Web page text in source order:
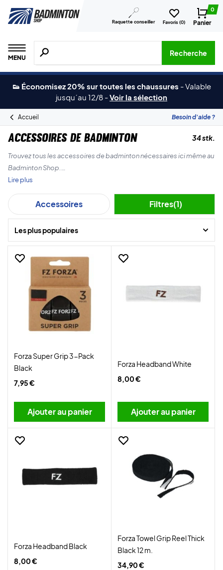
Raquette conseiller Favoris (0)
0
Panier
MENU
Recherche de produits, de marques, etc.
Recherche
👟 Économisez 20% sur toutes les chaussures -Valable
jusqu´au 12/8 -Voir la sélection
Accueil Besoin d'aide ?
Accessoires de badminton 34 stk.
Trouvez tous les accessoires de badminton nécessaires ici même au
Badminton Shop.
badminton, des serviettes, de la poudre pour les grips, des
bandeaux, des serre-poignets et bien plus encore.
Trouvez vos nouveaux favoris ici au Badminton Shop et bénéficiez
Lire plus
Accessoires Filtres(1)
Les plus populaires
Forza Super Grip 3-Pack
Black
7,95 €
Ajouter au panier
Forza Headband White
8,00 €
Ajouter au panier
Forza Headband Black
8,00 €
Forza Towel Grip Reel Thick
Black 12 m.
34,90 €